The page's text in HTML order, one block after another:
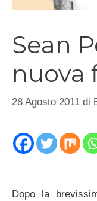
Sean
nuova
28 Agosto 2011 di
Dopo la